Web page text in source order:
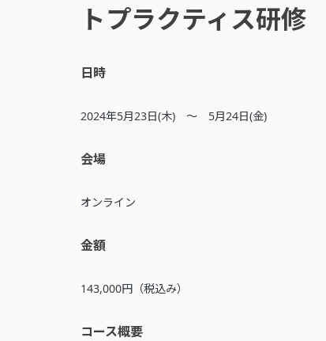
トプラクティス研修
日時
2024年5月23日(木) ～ 5月24日(金)
会場
オンライン
金額
143,000円（税込み）
コース概要